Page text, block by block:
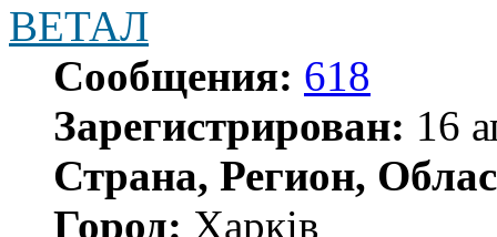
ВЕТАЛ
Сообщения: 618
Зарегистрирован: 16
Страна, Регион,
Город: Харків